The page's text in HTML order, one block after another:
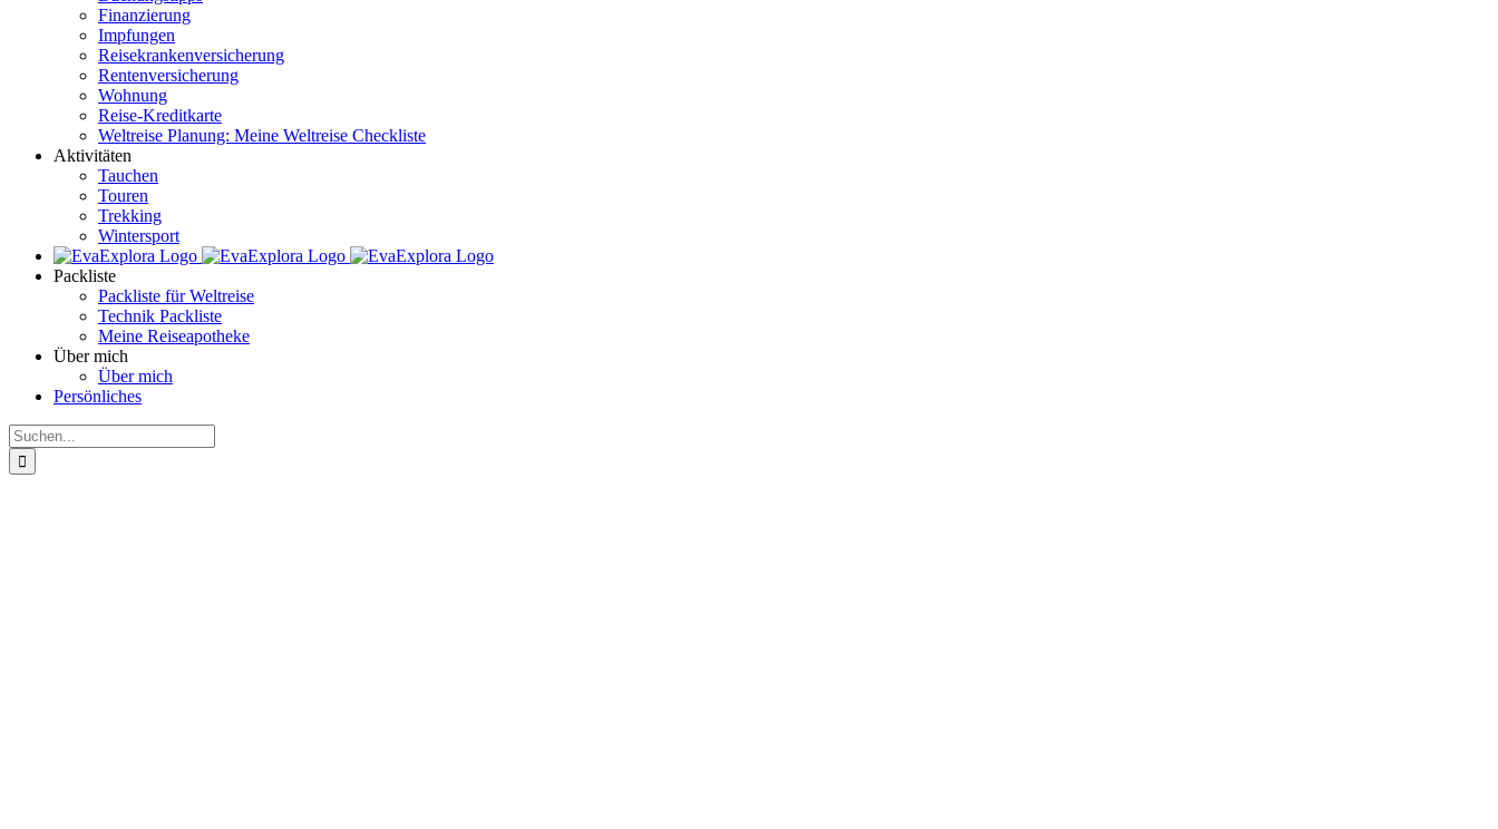
Finanzierung
Impfungen
Reisekrankenversicherung
Rentenversicherung
Wohnung
Reise-Kreditkarte
Weltreise Planung: Meine Weltreise Checkliste
Aktivitäten
Tauchen
Touren
Trekking
Wintersport
Packliste
Packliste für Weltreise
Technik Packliste
Meine Reiseapotheke
Über mich
Über mich
Persönliches
Suche
nach: